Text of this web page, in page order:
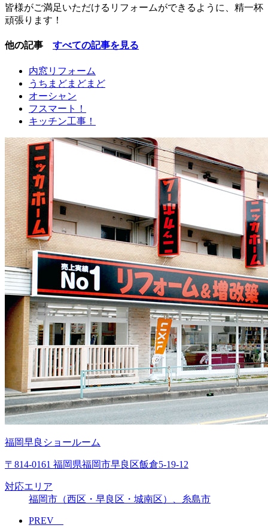
皆様がご満足いただけるリフォームができるように、精一杯
頑張ります！
他の記事 すべての記事を見る
内窓リフォーム
うちまどまどまど
オーシャン
フスマート！
キッチン工事！
福岡早良ショールーム
〒814-0161 福岡県福岡市早良区飯倉5-19-12
対応エリア
福岡市（西区・早良区・城南区）、糸島市
PREV